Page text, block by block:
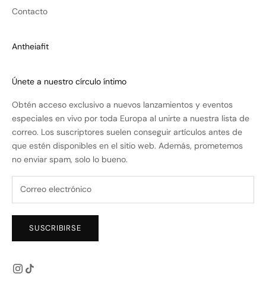
Contacto
Antheiafit
Únete a nuestro círculo íntimo​
Obtén acceso exclusivo a nuevos lanzamientos y eventos
especiales en vivo por toda Europa al unirte a nuestra lista de
correo. Los suscriptores suelen conseguir artículos antes de
que estén disponibles en el sitio web. Además, prometemos
no enviar spam, solo lo bueno.
SUSCRIBIRSE